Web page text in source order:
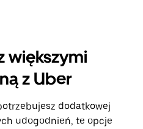
większymi
z Uber
dodatkowej
udogodnień, te opcje